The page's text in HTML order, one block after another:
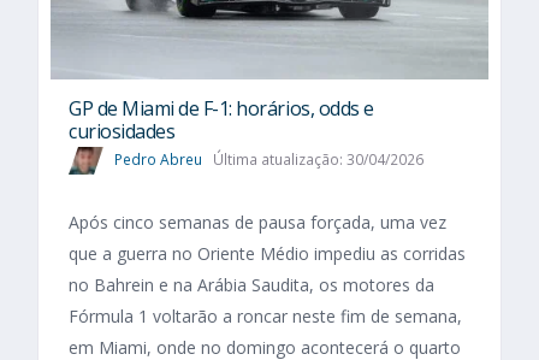
GP de Miami de F-1: horários, odds e
curiosidades
Pedro Abreu Última atualização: 30/04/2026
Após cinco semanas de pausa forçada, uma vez
que a guerra no Oriente Médio impediu as corridas
no Bahrein e na Arábia Saudita, os motores da
Fórmula 1 voltarão a roncar neste fim de semana,
em Miami, onde no domingo acontecerá o quarto